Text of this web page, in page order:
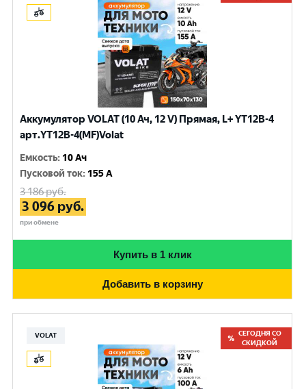
Аккумулятор VOLAT (10 Ач, 12 V) Прямая, L+ YT12B-4
арт.YT12B-4(MF)Volat
Емкость: 10 Ач
Пусковой ток: 155 A
3 186руб.
3 096 руб.
при обмене
Купить в 1 клик
Добавить в корзину
VOLAT
СЕГОДНЯ СО
СКИДКОЙ